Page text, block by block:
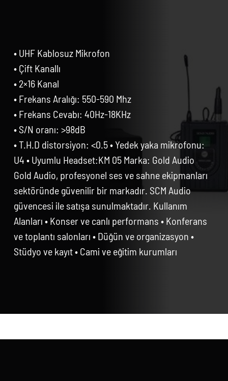
• UHF Kablosuz Mikrofon
• Çift Kanallı
• 2×16 Kanal
• Frekans Aralığı: 550-590 Mhz
• Frekans Cevabı: 40Hz-18KHz
• S/N oranı: >98dB
• T.H.D distorsiyon: <0.5 • Yedek yaka mikrofonu:
U4 • Uyumlu Headset:KM 05 Marka: Gold Audio
Gold Audio, profesyonel ses ve sahne ekipmanları
sektöründe güvenilir bir markadır. SCM Audio
güvencesi ile satışa sunulmaktadır. Kullanım
Alanları • Konser ve canlı performans • Konferans
ve toplantı salonları • Düğün ve organizasyon •
Stüdyo ve kayıt • Cami ve eğitim kurumları